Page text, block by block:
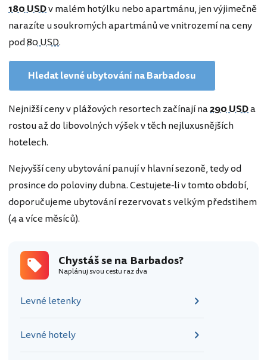
180 USDv malém hotýlku nebo apartmánu, jen výjimečně
narazíte u soukromých apartmánů ve vnitrozemí na ceny
pod80 USD.
Hledat levné ubytování na Barbadosu
Nejnižší ceny v plážových resortech začínají na290 USDa
rostou až do libovolných výšek v těch nejluxusnějších
hotelech.
Nejvyšší ceny ubytování panují v hlavní sezoně, tedy od
prosince do poloviny dubna. Cestujete-li v tomto období,
doporučujeme ubytování rezervovat s velkým předstihem
(4 a více měsíců).
Chystáš se na Barbados?
Naplánuj svou cestu raz dva
Levné letenky
Levné hotely